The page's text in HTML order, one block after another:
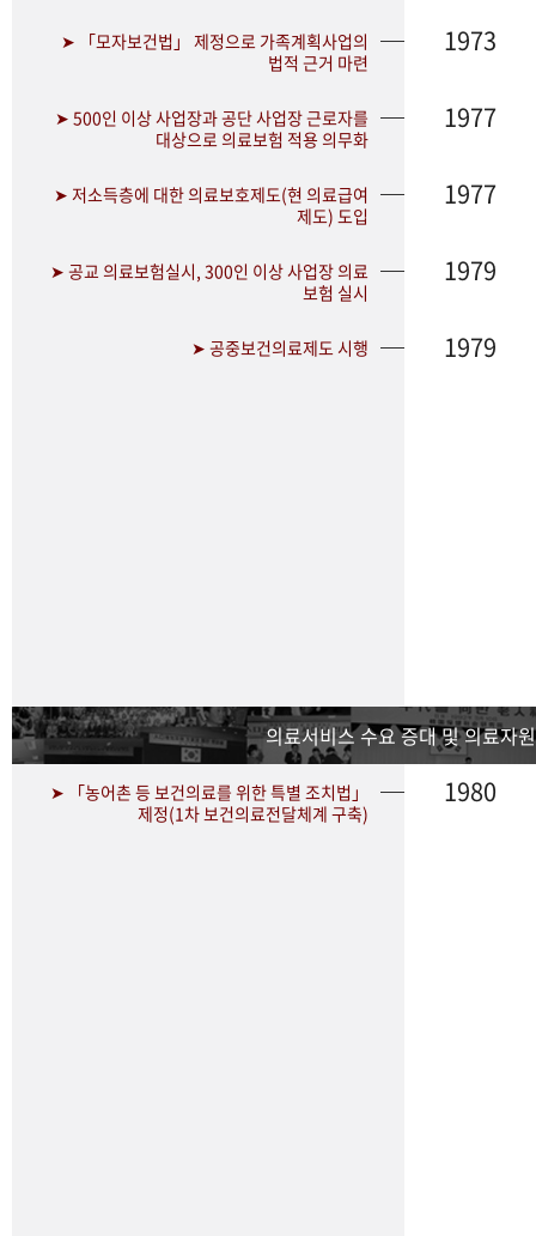
➤ 「모자보건법」 제정으로 가족계획사업의
법적 근거 마련
1973
➤ 500인 이상 사업장과 공단 사업장 근로자를
대상으로 의료보험 적용 의무화
1977
➤ 저소득층에 대한 의료보호제도(현 의료급여
제도) 도입
1977
➤ 공교 의료보험실시, 300인 이상 사업장 의료
보험 실시
1979
➤ 공중보건의료제도 시행 1979
의료서비스 수요 증대 및 의료자
➤ 「농어촌 등 보건의료를 위한 특별 조치법」
제정(1차 보건의료전달체계 구축)
1980